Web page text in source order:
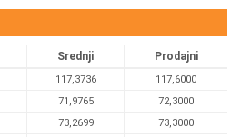
Srednji Prodajni
117,3736
117,6000
71,9765
72,3000
73,2699
73,3000